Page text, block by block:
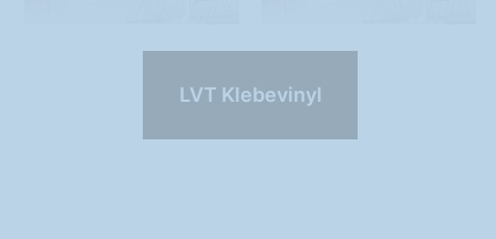
LVT Klebevinyl